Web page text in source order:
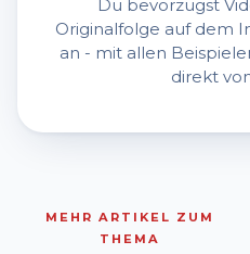
Du bevorzugst
Originalfolge auf dem
an - mit allen
direkt
MEHR ARTIKEL ZUM
THEMA